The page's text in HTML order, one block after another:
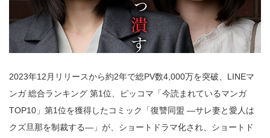
2023年12月リリースから約2年で総PV数4,000万を突破、LINEマ
ンガ 総合ランキング 第1位、ピッコマ「今読まれているマンガ
TOP10」第1位を獲得したコミック「復讐同盟 —サレ妻と愛人は
クズ旦那を制裁する—」が、ショートドラマ化され、ショートド